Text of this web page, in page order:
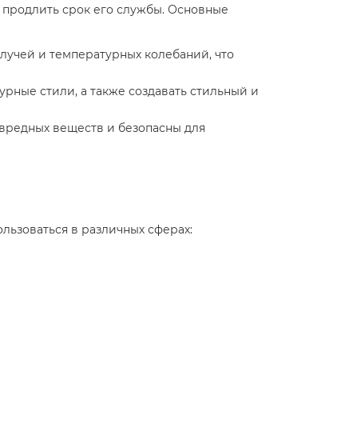
срок его службы. Основные
и температурных колебаний, что
стили, а также создавать стильный и
веществ и безопасны для
в различных сферах: